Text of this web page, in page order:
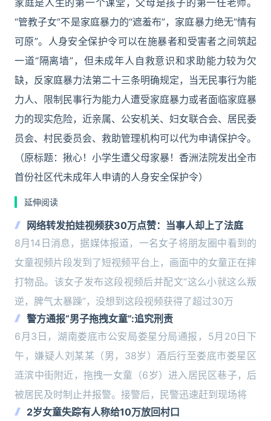
家庭是人生的第一个课堂，父母是孩子的第一任老师。
“管教子女”不是家庭暴力的“遮羞布”，家庭暴力绝无“情有
可原”。人身安全保护令可以在施暴者和受害者之间筑起
一道“隔离墙”，但未成年人自救意识和求助能力较为欠
缺，反家庭暴力法第二十三条明确规定，当无民事行为能
力人、限制民事行为能力人遭受家庭暴力或者面临家庭暴
力的现实危险，近亲属、公安机关、妇女联合会、居民委
员会、村民委员会、救助管理机构可以代为申请保护令。
（原标题：揪心！小学生遭父母家暴！香洲法院发出全市
首份社区代未成年人申请的人身安全保护令）
延伸阅读
网络转发拍娃视频获30万点赞：当事人却上了法庭
8月14日消息，据媒体报道，一名女子将朋友圈中看到的
女童视频片段发到了短视频平台上，画面中的女童正在摔
打物品。该女子发布这段视频后并配文“这么小就这么叛
逆，脾气太暴躁”，没想到这段视频获得了超过30万
警方通报“男子拖拽女童”:追究刑责
6月3日，湖南娄底市公安局娄星分局通报，5月20日下
午，嫌疑人刘某某（男，38岁）酒后行至娄底市娄星区
涟滨中街附近，拖拽一女童（6岁）进入居民区巷子，后
被居民及时制止并报警。接警后，民警迅速赶到现场将
2岁女童失踪有人称给10万放回村口